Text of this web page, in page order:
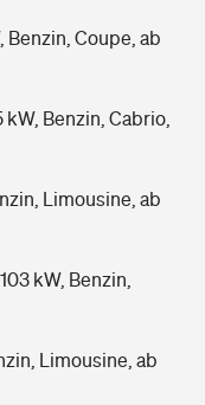
Benzin, Coupe, ab
Benzin, Cabrio,
Limousine, ab
kW, Benzin,
Limousine, ab